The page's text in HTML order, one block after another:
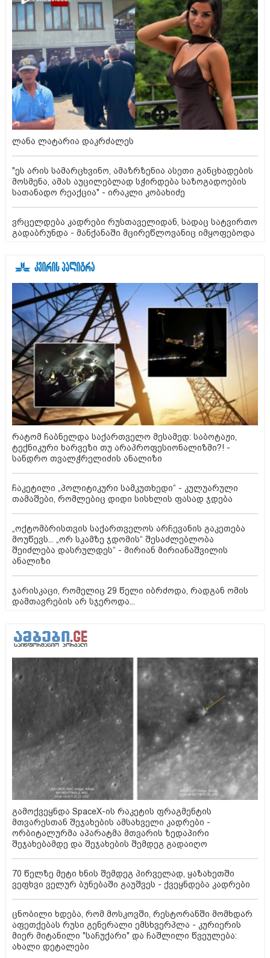
ლანა ლატარია დაკრძალეს
"ეს არის სამარცხვინო, ამაზრზენია ასეთი განცხადების
მოსმენა, ამას აუცილებლად სჭირდება საზოგადოების
სათანადო რეაქცია" - ირაკლი კობახიძე
ვრცელდება კადრები რუსთაველიდან, სადაც სატვირთო
გადაბრუნდა - მანქანაში მცირეწლოვანიც იმყოფებოდა
რატომ ჩაბნელდა საქართველო მესამედ: საბოტაჟი,
ტექნიკური ხარვეზი თუ არაპროფესიონალიზმი?! -
სანდრო თვალჭრელიძის ანალიზი
ჩაკეტილი „პოლიტიკური სამკუთხედი“ - კულუარული
თამაშები, რომლებიც დიდი სისხლის ფასად ჯდება
„ოქტომბრისთვის საქართველოს არჩევანის გაკეთება
მოუწევს... „ორ სკამზე ჯდომის“ შესაძლებლობა
შეიძლება დასრულდეს“ - მირიან მირიანაშვილის
ანალიზი
ჯარისკაცი, რომელიც 29 წელი იბრძოდა, რადგან ომის
დამთავრების არ სჯეროდა...
გამოქვეყნდა SpaceX-ის რაკეტის ფრაგმენტის
მთვარესთან შეჯახების ამსახველი კადრები -
ორბიტალურმა აპარატმა მთვარის ზედაპირი
შეჯახებამდე და შეჯახების შემდეგ გადაიღო
70 წელზე მეტი ხნის შემდეგ პირველად, ყაზახეთში
ვეფხვი ველურ ბუნებაში გაუშვეს - ქვეყნდება კადრები
ცნობილი ხდება, რომ მოსკოვში, რესტორანში მომხდარ
აფეთქებას რუსი გენერალი ემსხვერპლა - კურიერის
მიერ მიტანილი "საჩუქარი" და ჩაშლილი წვეულება:
ახალი დეტალები